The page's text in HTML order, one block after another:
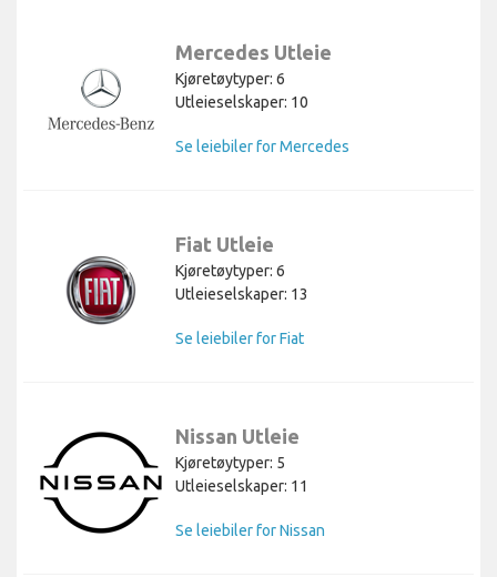
Mercedes Utleie
Kjøretøytyper: 6
Utleieselskaper: 10
Se leiebiler for Mercedes
Fiat Utleie
Kjøretøytyper: 6
Utleieselskaper: 13
Se leiebiler for Fiat
Nissan Utleie
Kjøretøytyper: 5
Utleieselskaper: 11
Se leiebiler for Nissan